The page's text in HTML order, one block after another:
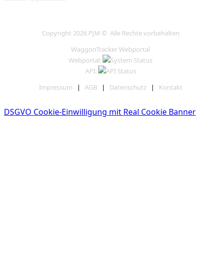
Copyright 2026 PJM © Alle Rechte vorbehalten
WaggonTracker Webportal
Webportal:
API:
Impressum | AGB| Datenschutz| Kontakt
DSGVO Cookie-Einwilligung mit Real Cookie Banner